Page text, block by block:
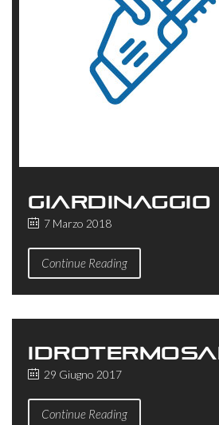
GIARDINAGGIO
7 Marzo 2018
Continue Reading
29 Giugno 2017
Continue Reading